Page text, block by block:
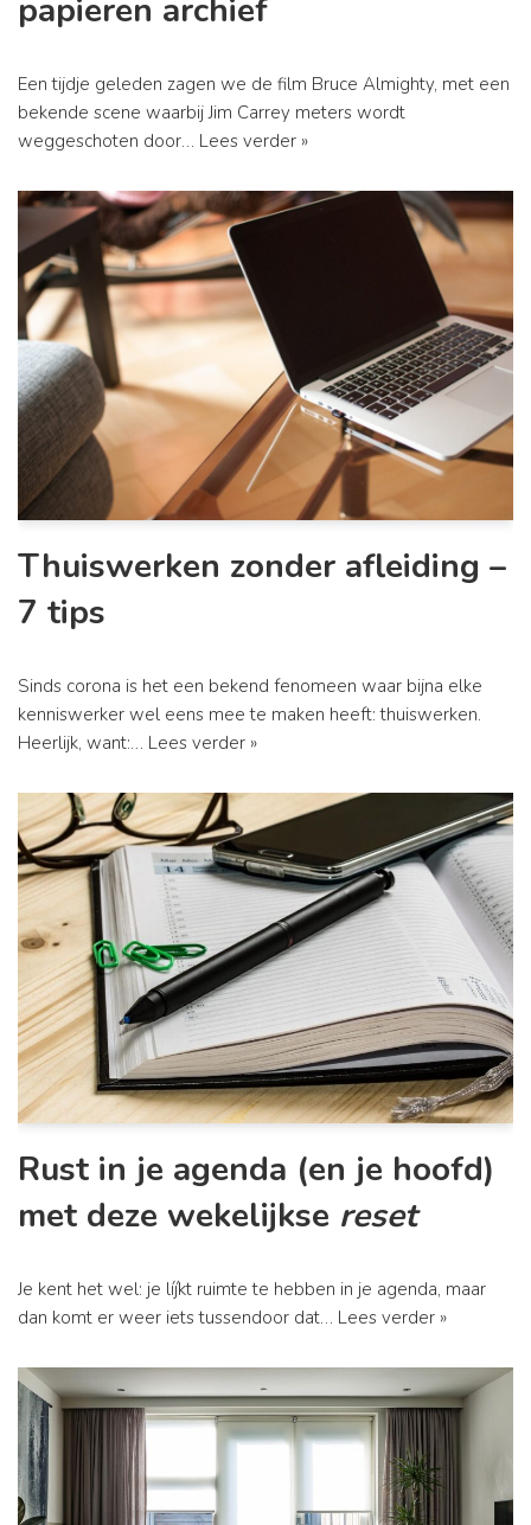
papieren archief
Een tijdje geleden zagen we de film Bruce Almighty, met een
bekende scene waarbij Jim Carrey meters wordt
weggeschoten door… Lees verder »
Thuiswerken zonder afleiding –
7 tips
Sinds corona is het een bekend fenomeen waar bijna elke
kenniswerker wel eens mee te maken heeft: thuiswerken.
Heerlijk, want:… Lees verder »
Rust in je agenda (en je hoofd)
met deze wekelijkse reset
Je kent het wel: je líjkt ruimte te hebben in je agenda, maar
dan komt er weer iets tussendoor dat… Lees verder »